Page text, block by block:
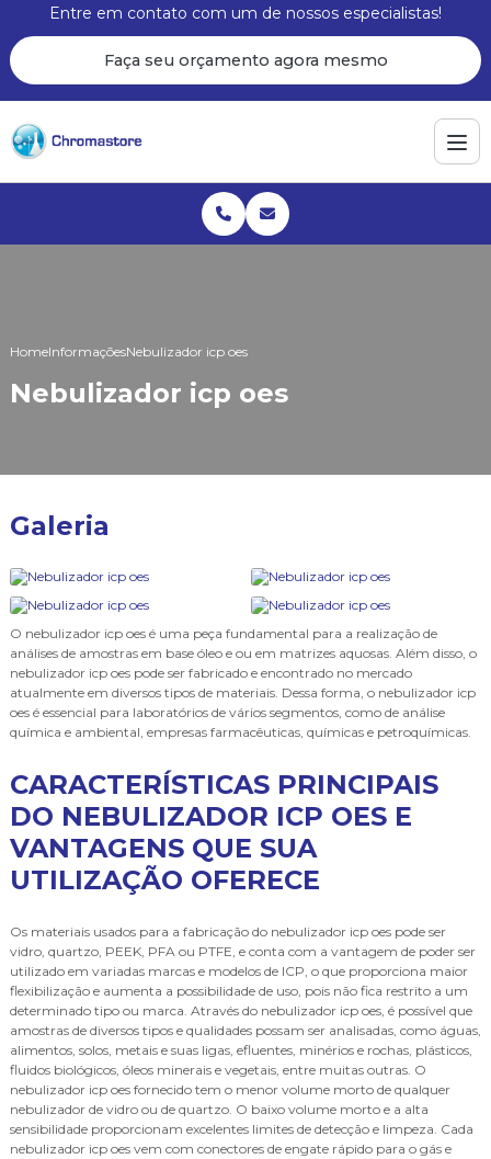
Entre em contato com um de nossos especialistas!
Faça seu orçamento agora mesmo
HomeInformaçõesNebulizador icp oes
Nebulizador icp oes
Galeria
O nebulizador icp oes é uma peça fundamental para a realização de
análises de amostras em base óleo e ou em matrizes aquosas. Além disso, o
nebulizador icp oes pode ser fabricado e encontrado no mercado
atualmente em diversos tipos de materiais. Dessa forma, o nebulizador icp
oes é essencial para laboratórios de vários segmentos, como de análise
química e ambiental, empresas farmacêuticas, químicas e petroquímicas.
CARACTERÍSTICAS PRINCIPAIS
DO NEBULIZADOR ICP OES E
VANTAGENS QUE SUA
UTILIZAÇÃO OFERECE
Os materiais usados para a fabricação do nebulizador icp oes pode ser
vidro, quartzo, PEEK, PFA ou PTFE, e conta com a vantagem de poder ser
utilizado em variadas marcas e modelos de ICP, o que proporciona maior
flexibilização e aumenta a possibilidade de uso, pois não fica restrito a um
determinado tipo ou marca. Através do nebulizador icp oes, é possível que
amostras de diversos tipos e qualidades possam ser analisadas, como águas,
alimentos, solos, metais e suas ligas, efluentes, minérios e rochas, plásticos,
fluidos biológicos, óleos minerais e vegetais, entre muitas outras. O
nebulizador icp oes fornecido tem o menor volume morto de qualquer
nebulizador de vidro ou de quartzo. O baixo volume morto e a alta
sensibilidade proporcionam excelentes limites de detecção e limpeza. Cada
nebulizador icp oes vem com conectores de engate rápido para o gás e